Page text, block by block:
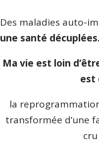
Des maladies auto-
une santé décuplées.
Ma vie est loin
est
la
transformée d’une